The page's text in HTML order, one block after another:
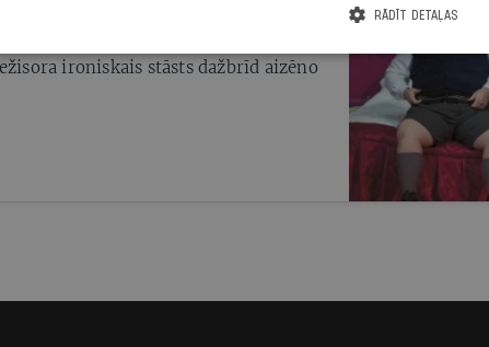
Kairišs
ironiskais stāsts dažbrīd aizēno
RĀDĪT DETAĻAS